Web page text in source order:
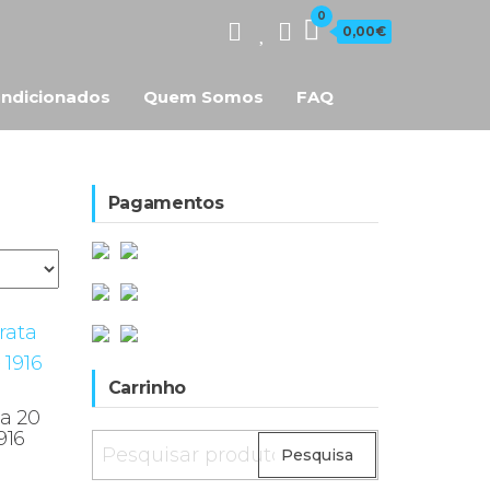
0
0,00€
Quem Somos FAQ
20
Pagamentos
Carrinho
Pesquisar
por:
Pesquisa